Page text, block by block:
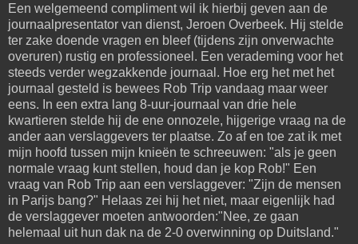
Een welgemeend compliment wil ik hierbij geven aan de
journaalpresentator van dienst, Jeroen Overbeek. Hij stelde
ter zake doende vragen en bleef (tijdens zijn onverwachte
overuren) rustig en professioneel. Een verademing voor het
steeds verder wegzakkende journaal. Hoe erg het met het
journaal gesteld is bewees Rob Trip vandaag maar weer
eens. In een extra lang 8-uur-journaal van drie hele
kwartieren stelde hij de ene onnozele, hijgerige vraag na de
ander aan verslaggevers ter plaatse. Zo af en toe zat ik met
mijn hoofd tussen mijn knieën te schreeuwen: "als je geen
normale vraag kunt stellen, houd dan je kop Rob!" Een
vraag van Rob Trip aan een verslaggever: "Zijn de mensen
in Parijs bang?" Helaas zei hij het niet, maar eigenlijk had
de verslaggever moeten antwoorden:"Nee, ze gaan
helemaal uit hun dak na de 2-0 overwinning op Duitsland."